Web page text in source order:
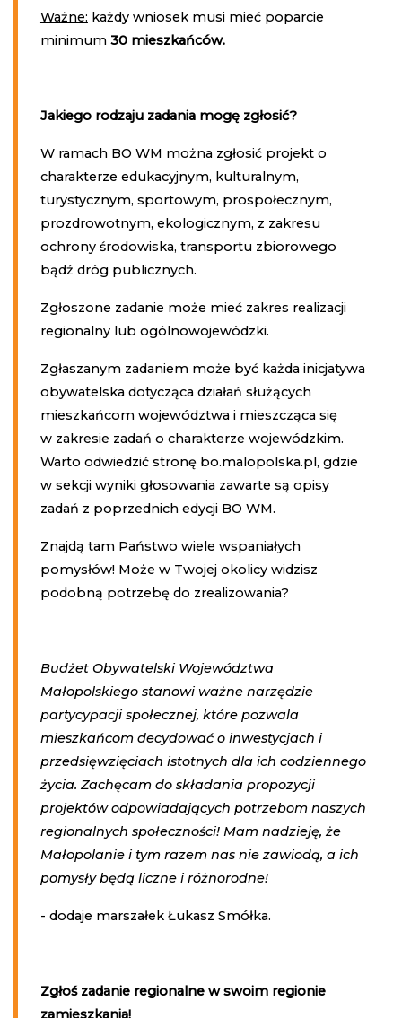
Ważne: każdy wniosek musi mieć poparcie
minimum 30 mieszkańców.
Jakiego rodzaju zadania mogę zgłosić?
W ramach BO WM można zgłosić projekt o
charakterze edukacyjnym, kulturalnym,
turystycznym, sportowym, prospołecznym,
prozdrowotnym, ekologicznym, z zakresu
ochrony środowiska, transportu zbiorowego
bądź dróg publicznych.
Zgłoszone zadanie może mieć zakres realizacji
regionalny lub ogólnowojewódzki.
Zgłaszanym zadaniem może być każda inicjatywa
obywatelska dotycząca działań służących
mieszkańcom województwa i mieszcząca się
w zakresie zadań o charakterze wojewódzkim.
Warto odwiedzić stronę bo.malopolska.pl, gdzie
w sekcji wyniki głosowania zawarte są opisy
zadań z poprzednich edycji BO WM.
Znajdą tam Państwo wiele wspaniałych
pomysłów! Może w Twojej okolicy widzisz
podobną potrzebę do zrealizowania?
Budżet Obywatelski Województwa
Małopolskiego stanowi ważne narzędzie
partycypacji społecznej, które pozwala
mieszkańcom decydować o inwestycjach i
przedsięwzięciach istotnych dla ich codziennego
życia. Zachęcam do składania propozycji
projektów odpowiadających potrzebom naszych
regionalnych społeczności! Mam nadzieję, że
Małopolanie i tym razem nas nie zawiodą, a ich
pomysły będą liczne i różnorodne!
- dodaje marszałek Łukasz Smółka.
Zgłoś zadanie regionalne w swoim regionie
zamieszkania!